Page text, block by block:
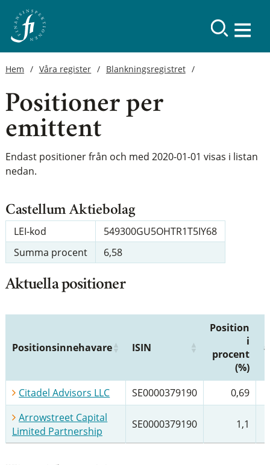
Hem Våra register Blankningsregistret
Positioner per
emittent
Endast positioner från och med 2020-01-01 visas i listan
nedan.
Castellum Aktiebolag
LEI-kod
549300GU5OHTR1T5IY68
Summa procent
6,58
Aktuella positioner
Positionsinnehavare ISIN
Position
i
procent
(%)
Citadel Advisors LLC SE0000379190
0,69
Arrowstreet Capital
Limited Partnership
SE0000379190 1,1